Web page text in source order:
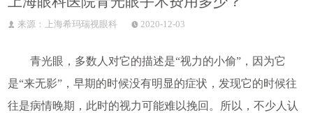
来源：上海希玛瑞视眼科 2020-12-03
青光眼，多数人对它的描述是“视力的小偷”，因为它
是“来无影”，早期的时候没有明显的症状，发现它的时候往
往是病情晚期，此时的视力可能难以挽回。所以，不少人认